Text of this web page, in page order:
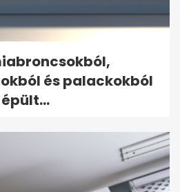
és palackokból
épült...